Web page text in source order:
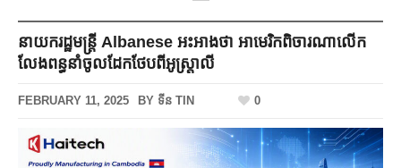
នាយករដ្ឋមន្ត្រី Albanese អះអាងថា អាមេរិកពិចារណាលើក
លែងពន្ធនាំចូលដែកថែបពីអូស្ត្រាលី
FEBRUARY 11, 2025 BY ទីន TIN 0